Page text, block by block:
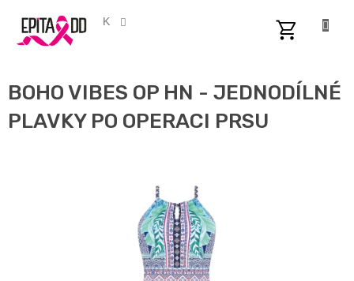
obsah
CZK
BOHO VIBES OP HN - JEDNODÍLNÉ
PLAVKY PO OPERACI PRSU